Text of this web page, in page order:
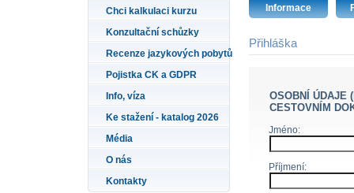
Chci kalkulaci kurzu
Konzultační schůzky
Recenze jazykových pobytů
Pojistka CK a GDPR
Info, víza
Ke stažení - katalog 2026
Média
O nás
Kontakty
Informace
Přihláška
OSOBNÍ ÚDAJE (PŘÍJMENÍ A JMÉNO VYPLŇTE PODLE ÚDAJŮ VE VAŠEM
CESTOVNÍM
Jméno:
Příjmení: